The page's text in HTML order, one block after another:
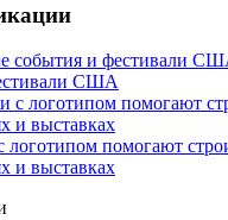
США
логотипом помогают
и выставках